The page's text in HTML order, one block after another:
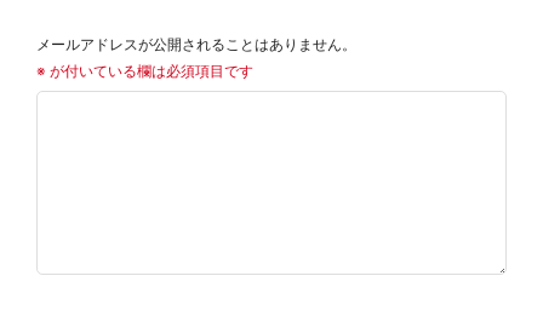
メールアドレスが公開されることはありません。
※ が付いている欄は必須項目です